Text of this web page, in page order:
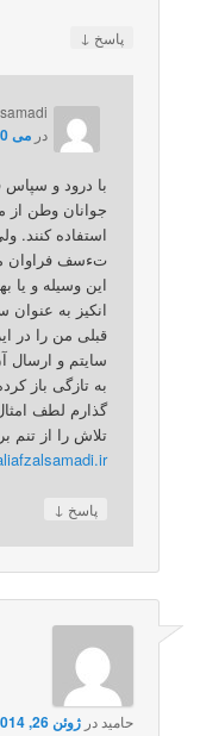
پاسخ ↓
درمی 20, 2014 در 6:23 ق.ظ
با درود و سپاس
جوانان وطن از
استفاده کنند.
تءسف فراوان
این وسیله و یا
انکیز به
قبلی من را در
سایتم و ارسال
به تازگی باز
گذارم لطف
تلاش را از تنم
پاسخ ↓
حامید درژوئن 26, 2014 در 11:13 ق.ظ